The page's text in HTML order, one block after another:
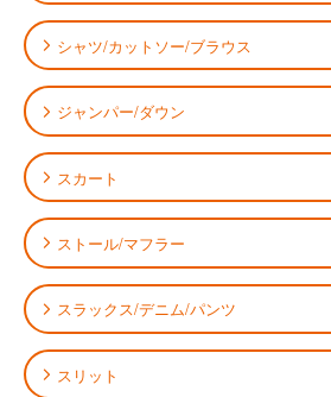
シャツ/カットソー/ブラウス
ジャンパー/ダウン
スカート
ストール/マフラー
スラックス/デニム/パンツ
スリット